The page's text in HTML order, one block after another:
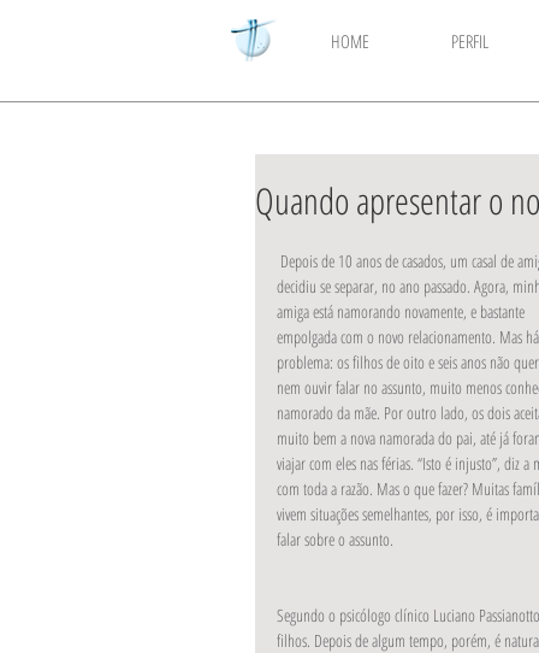
HOME PERFIL
​Quando apresentar o
decidiu se separar, no ano passado. Agora,
amiga está namorando novamente, e bastante
empolgada com o novo relacionamento. Mas
problema: os filhos de oito e seis anos não
nem ouvir falar no assunto, muito menos
namorado da mãe. Por outro lado, os dois
muito bem a nova namorada do pai, até já
viajar com eles nas férias. “Isto é injusto”, diz a
com toda a razão. Mas o que fazer? Muitas
vivem situações semelhantes, por isso, é
falar sobre o assunto.
Segundo o psicólogo clínico Luciano
filhos. Depois de algum tempo, porém, é